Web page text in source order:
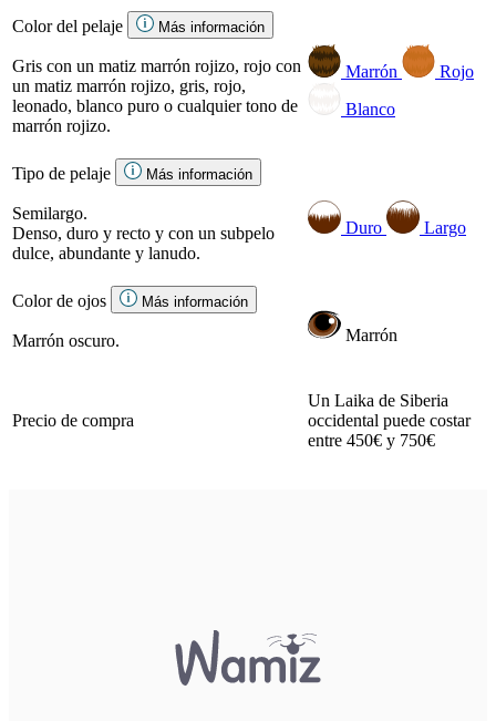
Color del pelaje
Más información
Gris con un matiz marrón rojizo, rojo con
un matiz marrón rojizo, gris, rojo,
leonado, blanco puro o cualquier tono de
marrón rojizo.
Marrón
Rojo
Blanco
Tipo de pelaje Más información
Semilargo.
Denso, duro y recto y con un subpelo
dulce, abundante y lanudo.
Duro Largo
Color de ojos Más información
Marrón oscuro. Marrón
Precio de compra
Un Laika de Siberia
occidental puede costar
entre 450€ y 750€